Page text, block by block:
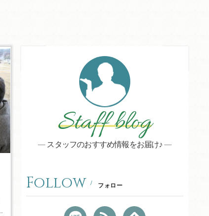
Staff blog
スタッフのおすすめ情報をお届け♪
Follow フォロー